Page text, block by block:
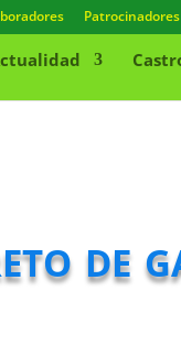
Patrocinadores
de